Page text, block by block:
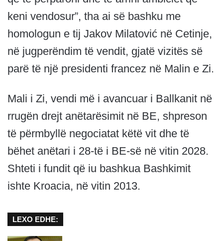
keni vendosur”, tha ai së bashku me
homologun e tij Jakov Milatović në Cetinje,
në jugperëndim të vendit, gjatë vizitës së
parë të një presidenti francez në Malin e Zi.
Mali i Zi, vendi më i avancuar i Ballkanit në
rrugën drejt anëtarësimit në BE, shpreson
të përmbyllë negociatat këtë vit dhe të
bëhet anëtari i 28-të i BE-së në vitin 2028.
Shteti i fundit që iu bashkua Bashkimit
ishte Kroacia, në vitin 2013.
LEXO EDHE: